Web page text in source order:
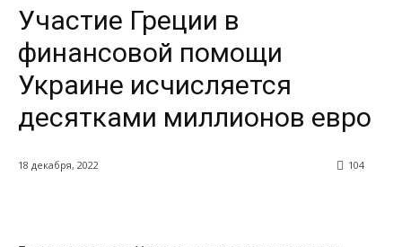
Участие Греции в
финансовой помощи
Украине исчисляется
десятками миллионов евро
18 декабря, 2022 104